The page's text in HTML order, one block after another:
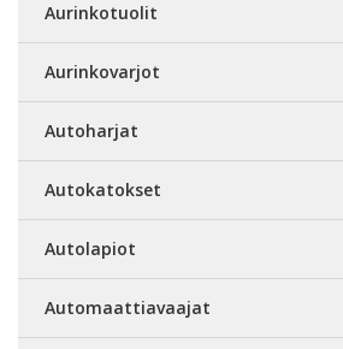
Aurinkotuolit
Aurinkovarjot
Autoharjat
Autokatokset
Autolapiot
Automaattiavaajat